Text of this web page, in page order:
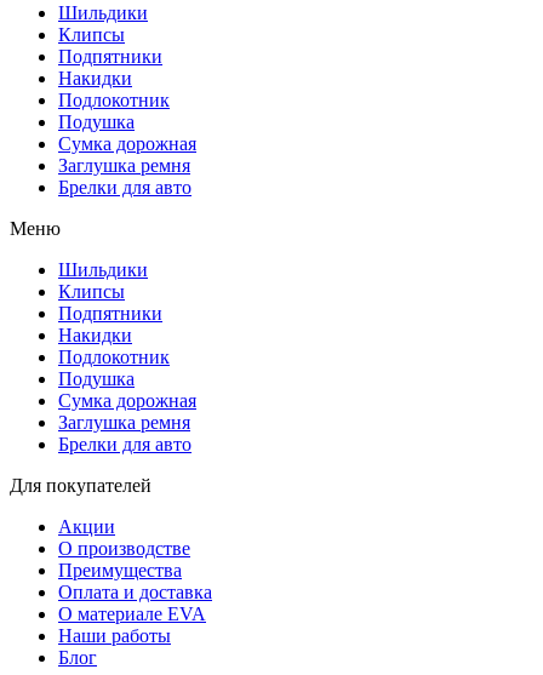
Шильдики
Клипсы
Подпятники
Накидки
Подлокотник
Подушка
Сумка дорожная
Заглушка ремня
Брелки для авто
Меню
Шильдики
Клипсы
Подпятники
Накидки
Подлокотник
Подушка
Сумка дорожная
Заглушка ремня
Брелки для авто
Для покупателей
Акции
О производстве
Преимущества
Оплата и доставка
О материале EVA
Наши работы
Блог